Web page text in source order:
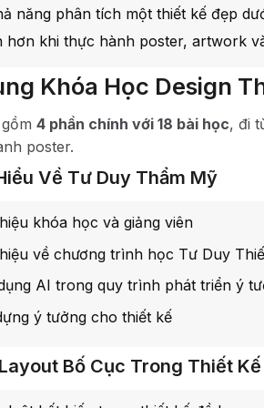
năng phân tích một thiết kế đẹp
hơn khi thực hành poster, artwork
Khóa Học Design
4 phần chính với 18 bài học, đi
poster.
Về Tư Duy Thẩm Mỹ
khóa học và giảng viên
về chương trình học Tư Duy
AI trong quy trình phát triển ý
ý tưởng cho thiết kế
Bố Cục Trong Thiết Kế